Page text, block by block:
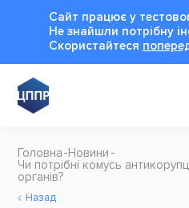
Сайт працює у
Не знайшли потрібну
Cкористайтеся
Головна Новини
Чи потрібні комусь
органів?
Назад